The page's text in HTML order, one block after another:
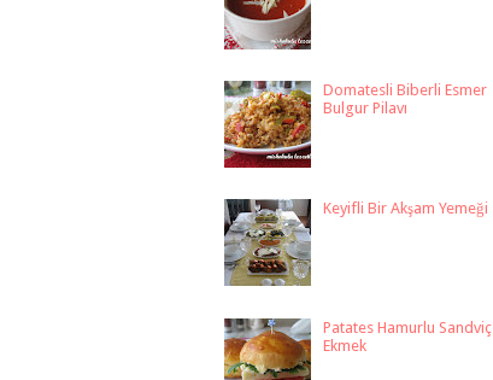
Domatesli Biberli Esmer
Bulgur Pilavı
Keyifli Bir Akşam Yemeği
Patates Hamurlu Sandviç
Ekmek